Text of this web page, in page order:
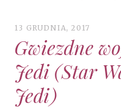
13 GRUDNIA, 2017
Gwiezdne
Jedi (Star
Jedi)